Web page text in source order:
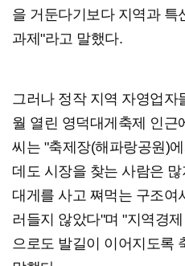
을 거둔다기보다 지역과 특
과제"라고 말했다.
그러나 정작 지역 자영업자
월 열린 영덕대게축제 인근
씨는 "축제장(해파랑공원)
데도 시장을 찾는 사람은
대게를 사고 쪄먹는 구조여
러들지 않았다"며 "지역경
으로도 발길이 이어지도록